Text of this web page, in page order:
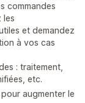
commandes
les
et demandez
à vos cas
: traitement,
etc.
augmenter le